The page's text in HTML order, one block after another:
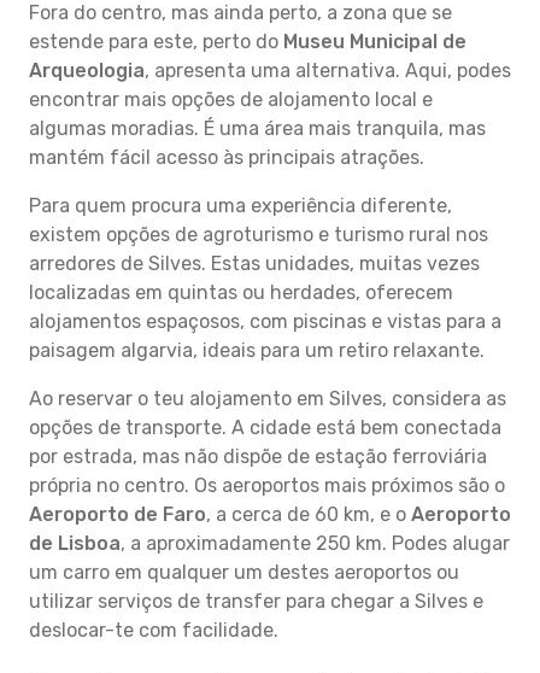
Fora do centro, mas ainda perto, a zona que se
estende para este, perto do Museu Municipal de
Arqueologia, apresenta uma alternativa. Aqui, podes
encontrar mais opções de alojamento local e
algumas moradias. É uma área mais tranquila, mas
mantém fácil acesso às principais atrações.
Para quem procura uma experiência diferente,
existem opções de agroturismo e turismo rural nos
arredores de Silves. Estas unidades, muitas vezes
localizadas em quintas ou herdades, oferecem
alojamentos espaçosos, com piscinas e vistas para a
paisagem algarvia, ideais para um retiro relaxante.
Ao reservar o teu alojamento em Silves, considera as
opções de transporte. A cidade está bem conectada
por estrada, mas não dispõe de estação ferroviária
própria no centro. Os aeroportos mais próximos são o
Aeroporto de Faro, a cerca de 60 km, e o Aeroporto
de Lisboa, a aproximadamente 250 km. Podes alugar
um carro em qualquer um destes aeroportos ou
utilizar serviços de transfer para chegar a Silves e
deslocar-te com facilidade.